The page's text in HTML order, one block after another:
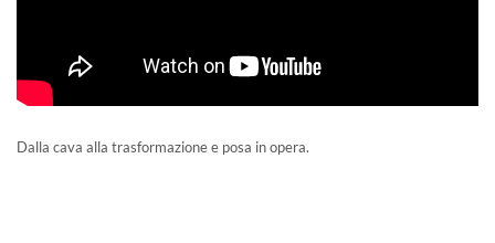
Dalla cava alla trasformazione e posa in opera.